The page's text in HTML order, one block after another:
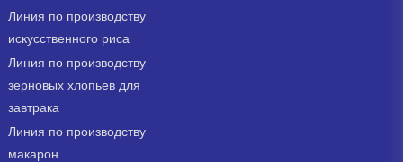
Линия по производству
искусственного риса
Линия по производству
зерновых хлопьев для
завтрака
Линия по производству
макарон